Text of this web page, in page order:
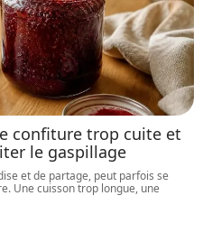
confiture trop cuite et
le gaspillage
et de partage, peut parfois se
Une cuisson trop longue, une